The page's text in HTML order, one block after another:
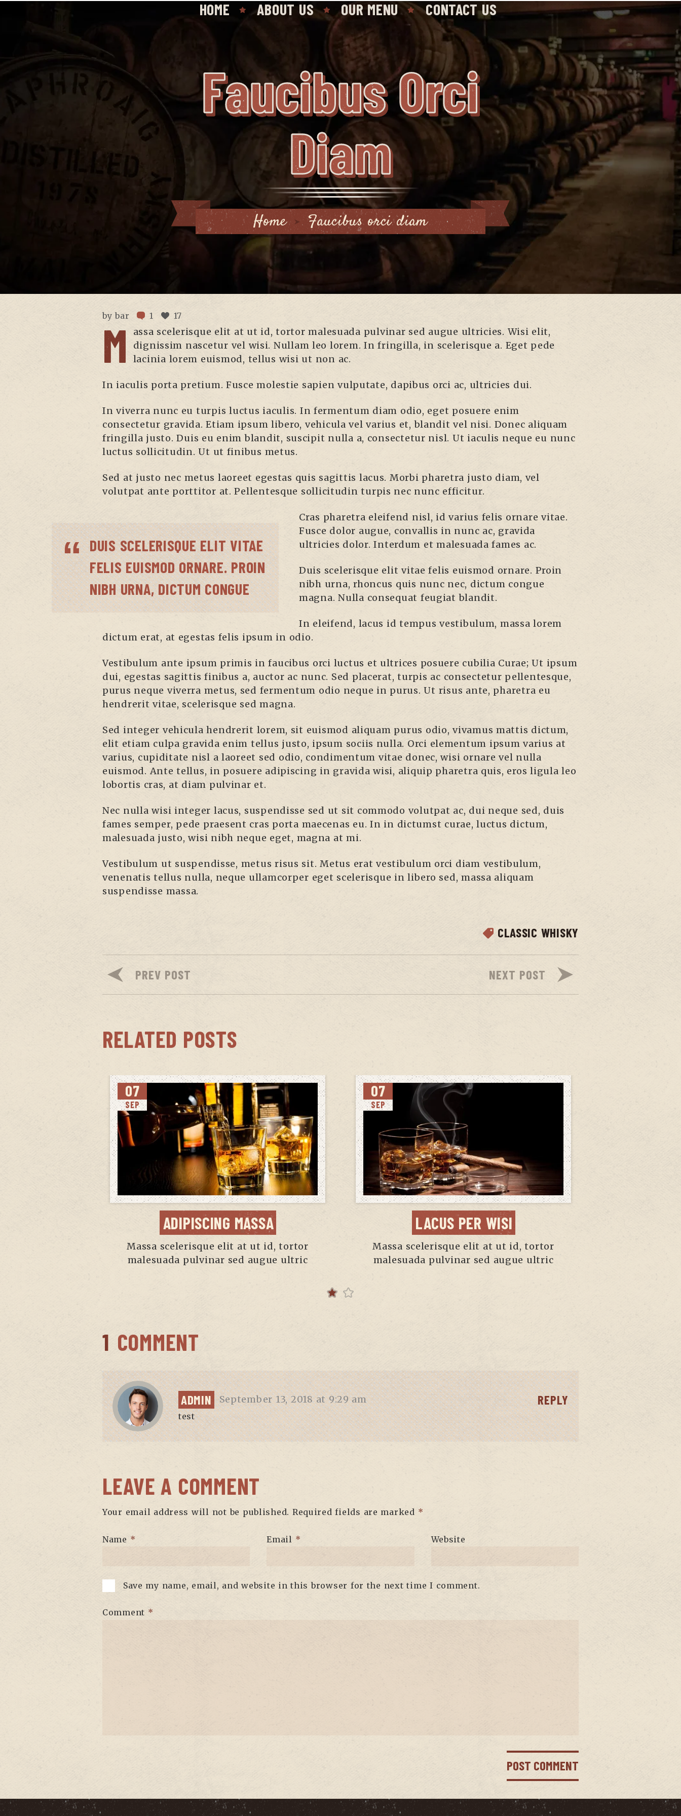
HOME ABOUT US OUR MENU CONTACT US
Faucibus Orci
Diam
Home Faucibus orci diam
bybar 1 17
M
assa scelerisque elit at ut id, tortor malesuada pulvinar sed augue ultricies. Wisi elit,
dignissim nascetur vel wisi. Nullam leo lorem. In fringilla, in scelerisque a. Eget pede
lacinia lorem euismod, tellus wisi ut non ac.
In iaculis porta pretium. Fusce molestie sapien vulputate, dapibus orci ac, ultricies dui.
In viverra nunc eu turpis luctus iaculis. In fermentum diam odio, eget posuere enim
consectetur gravida. Etiam ipsum libero, vehicula vel varius et, blandit vel nisi. Donec aliquam
fringilla justo. Duis eu enim blandit, suscipit nulla a, consectetur nisl. Ut iaculis neque eu nunc
luctus sollicitudin. Ut ut finibus metus.
Sed at justo nec metus laoreet egestas quis sagittis lacus. Morbi pharetra justo diam, vel
volutpat ante porttitor at. Pellentesque sollicitudin turpis nec nunc efficitur.
DUIS SCELERISQUE ELIT VITAE
FELIS EUISMOD ORNARE. PROIN
NIBH URNA, DICTUM CONGUE
Cras pharetra eleifend nisl, id varius felis ornare vitae.
Fusce dolor augue, convallis in nunc ac, gravida
ultricies dolor. Interdum et malesuada fames ac.
Duis scelerisque elit vitae felis euismod ornare. Proin
nibh urna, rhoncus quis nunc nec, dictum congue
magna. Nulla consequat feugiat blandit.
In eleifend, lacus id tempus vestibulum, massa lorem
dictum erat, at egestas felis ipsum in odio.
Vestibulum ante ipsum primis in faucibus orci luctus et ultrices posuere cubilia Curae; Ut ipsum
dui, egestas sagittis finibus a, auctor ac nunc. Sed placerat, turpis ac consectetur pellentesque,
purus neque viverra metus, sed fermentum odio neque in purus. Ut risus ante, pharetra eu
hendrerit vitae, scelerisque sed magna.
Sed integer vehicula hendrerit lorem, sit euismod aliquam purus odio, vivamus mattis dictum,
elit etiam culpa gravida enim tellus justo, ipsum sociis nulla. Orci elementum ipsum varius at
varius, cupiditate nisl a laoreet sed odio, condimentum vitae donec, wisi ornare vel nulla
euismod. Ante tellus, in posuere adipiscing in gravida wisi, aliquip pharetra quis, eros ligula leo
lobortis cras, at diam pulvinar et.
Nec nulla wisi integer lacus, suspendisse sed ut sit commodo volutpat ac, dui neque sed, duis
fames semper, pede praesent cras porta maecenas eu. In in dictumst curae, luctus dictum,
malesuada justo, wisi nibh neque eget, magna at mi.
Vestibulum ut suspendisse, metus risus sit. Metus erat vestibulum orci diam vestibulum,
venenatis tellus nulla, neque ullamcorper eget scelerisque in libero sed, massa aliquam
suspendisse massa.
CLASSIC WHISKY
PREV POST NEXT POST
RELATED POSTS
07
SEP
ADIPISCING MASSA
Massa scelerisque elit at ut id, tortor
malesuada pulvinar sed augue ultric
07
SEP
LACUS PER WISI
Massa scelerisque elit at ut id, tortor
malesuada pulvinar sed augue ultric
1 COMMENT
ADMIN September 13, 2018at9:29 am
test
REPLY
LEAVE A COMMENT
Your email address will not be published. Required fields are marked *
Name * Email * Website
Save my name, email, and website in this browser for the next time I comment.
Comment *